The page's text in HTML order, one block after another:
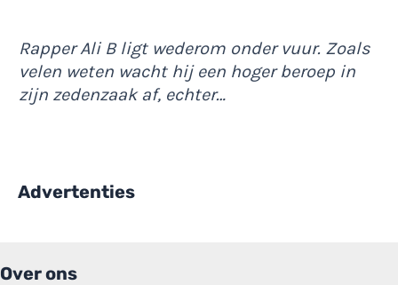
Rapper Ali B ligt wederom onder vuur. Zoals
velen weten wacht hij een hoger beroep in
zijn zedenzaak af, echter…
Advertenties
Over ons